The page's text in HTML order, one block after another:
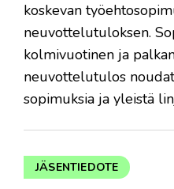
koskevan
neuvottelutuloksen.
kolmivuotinen ja
neuvottelutulos
sopimuksia ja yleistä
JÄSENTIEDOTE